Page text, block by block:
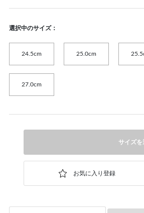
選択中のサイズ：
24.5cm 25.0cm
27.0cm
サイズを